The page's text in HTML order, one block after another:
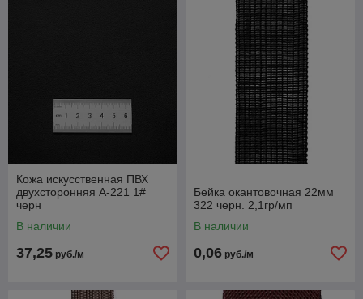
Кожа искусственная ПВХ
двухсторонняя A-221 1#
черн
В наличии
37,25 руб./м
Бейка окантовочная 22мм
322 черн. 2,1гр/мп
В наличии
0,06 руб./м